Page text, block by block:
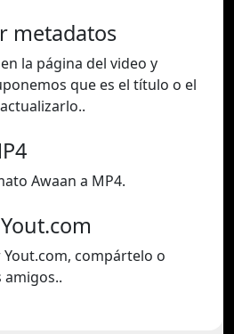
metadatos
la página del video y
que es el título o el
Awaan a MP4.
compártelo o